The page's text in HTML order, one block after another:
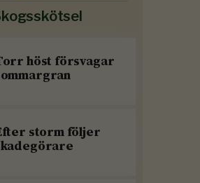
höst försvagar
storm följer